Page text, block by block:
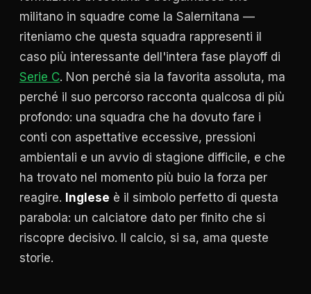
militano in squadre come la Salernitana —
riteniamo che questa squadra rappresenti il
caso più interessante dell'intera fase playoff di
Serie C. Non perché sia la favorita assoluta, ma
perché il suo percorso racconta qualcosa di più
profondo: una squadra che ha dovuto fare i
conti con aspettative eccessive, pressioni
ambientali e un avvio di stagione difficile, e che
ha trovato nel momento più buio la forza per
reagire. Inglese è il simbolo perfetto di questa
parabola: un calciatore dato per finito che si
riscopre decisivo. Il calcio, si sa, ama queste
storie.